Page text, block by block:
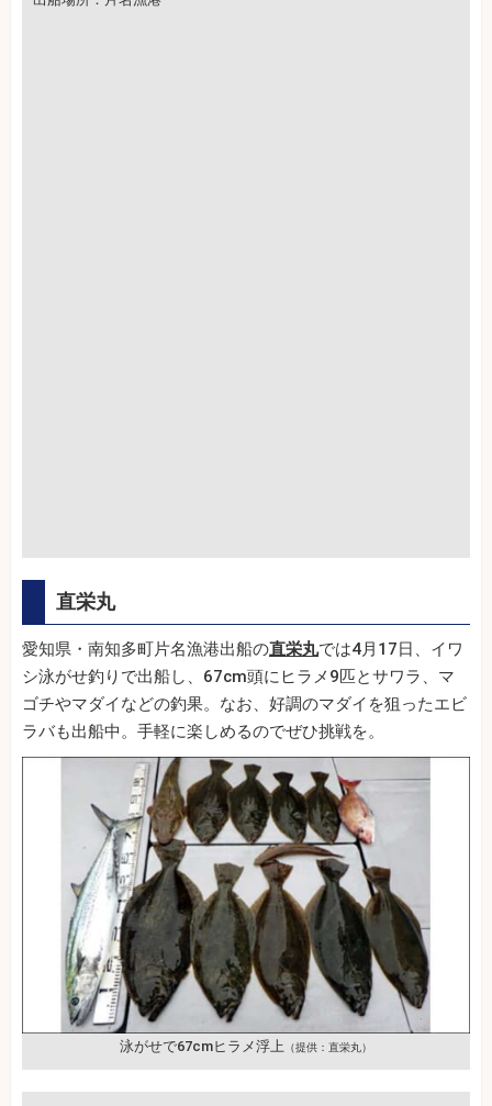
直栄丸
愛知県・南知多町片名漁港出船の直栄丸では4月17日、イワ
シ泳がせ釣りで出船し、67cm頭にヒラメ9匹とサワラ、マ
ゴチやマダイなどの釣果。なお、好調のマダイを狙ったエビ
ラバも出船中。手軽に楽しめるのでぜひ挑戦を。
泳がせで67cmヒラメ浮上 （提供：直栄丸）